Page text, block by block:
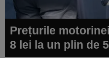
Prețurile
8 lei la un plin de